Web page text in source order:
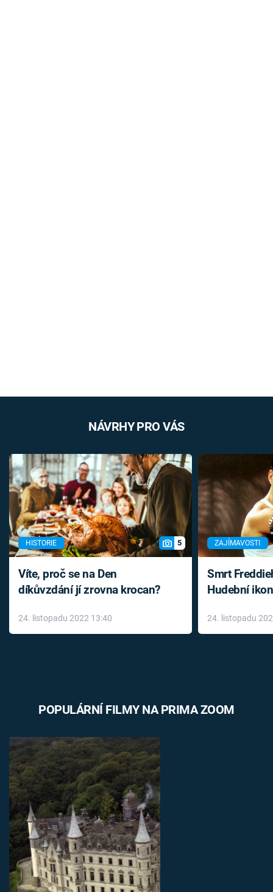
NÁVRHY PRO VÁS
HISTORIE 5
Víte, proč se na Den
díkůvzdání jí zrovna krocan?
24. listopadu 2022 13:40
ZAJÍMAVOSTI
Smrt
Hudební
léky
24. listopadu
POPULÁRNÍ FILMY NA PRIMA ZOOM